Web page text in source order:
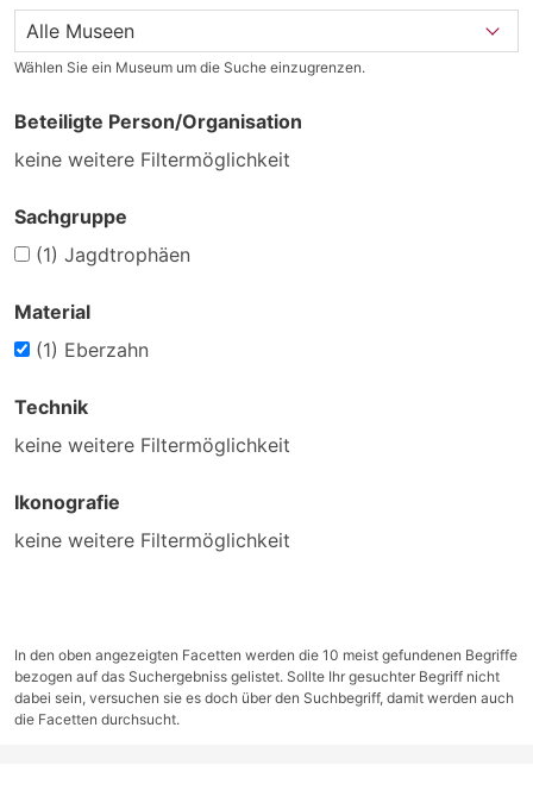
Wählen Sie ein Museum um die Suche einzugrenzen.
Beteiligte Person/Organisation
keine weitere Filtermöglichkeit
Sachgruppe
(1) Jagdtrophäen
Material
(1) Eberzahn
Technik
keine weitere Filtermöglichkeit
Ikonografie
keine weitere Filtermöglichkeit
In den oben angezeigten Facetten werden die 10 meist gefundenen Begriffe
bezogen auf das Suchergebniss gelistet. Sollte Ihr gesuchter Begriff nicht
dabei sein, versuchen sie es doch über den Suchbegriff, damit werden auch
die Facetten durchsucht.